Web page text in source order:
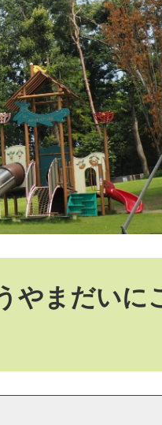
やまだいに